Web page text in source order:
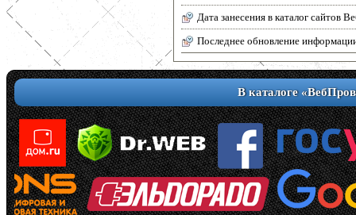
Дата занесения в каталог сайтов
Последнее обновление
В каталоге